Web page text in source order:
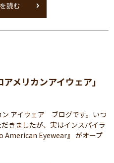
読む
メリカンアイウェア」
アイウェア ブログです。いつ
きましたが、実はインスパイラ
American Eyewear』 がオープ